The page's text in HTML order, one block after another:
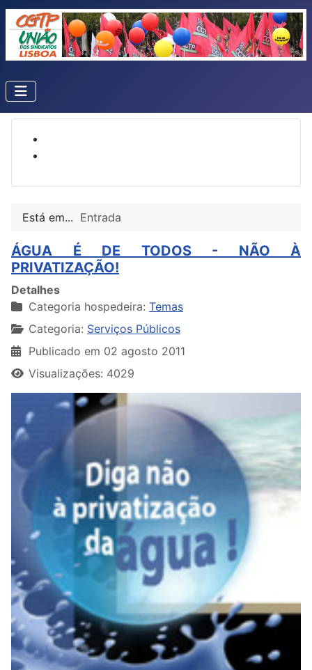
Está em... Entrada
ÁGUA É DE TODOS - NÃO À
PRIVATIZAÇÃO!
Detalhes
Categoria hospedeira: Temas
Categoria: Serviços Públicos
Publicado em 02 agosto 2011
Visualizações: 4029